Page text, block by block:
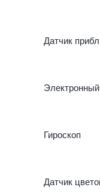
Датчик
Гироскоп
Датчик